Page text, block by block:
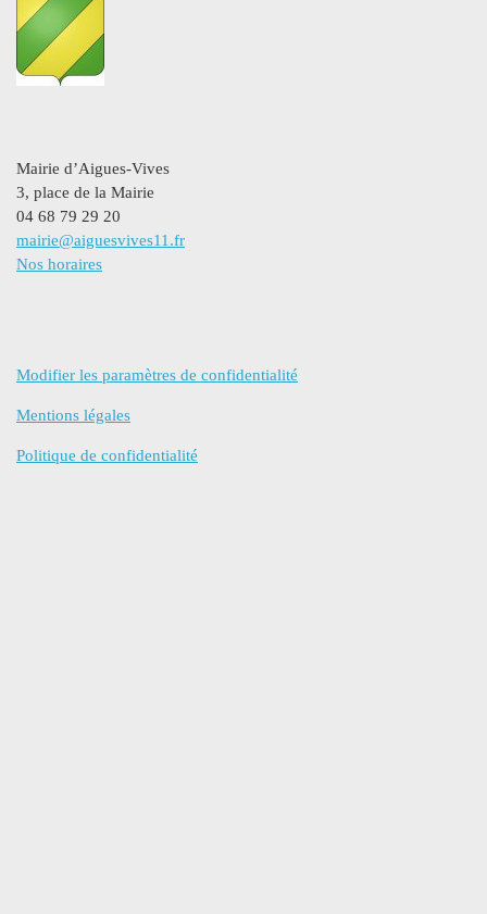
Mairie d’Aigues-Vives
3, place de la Mairie
04 68 79 29 20
mairie@aiguesvives11.fr
Nos horaires
Modifier les paramètres de confidentialité
Mentions légales
Politique de confidentialité